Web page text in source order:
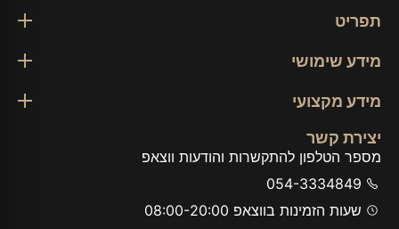
תפריט
מידע שימושי
מידע מקצועי
יצירת קשר
מספר הטלפון להתקשרות והודעות ווצאפ
054-3334849
שעות הזמינות בווצאפ 08:00-20:00